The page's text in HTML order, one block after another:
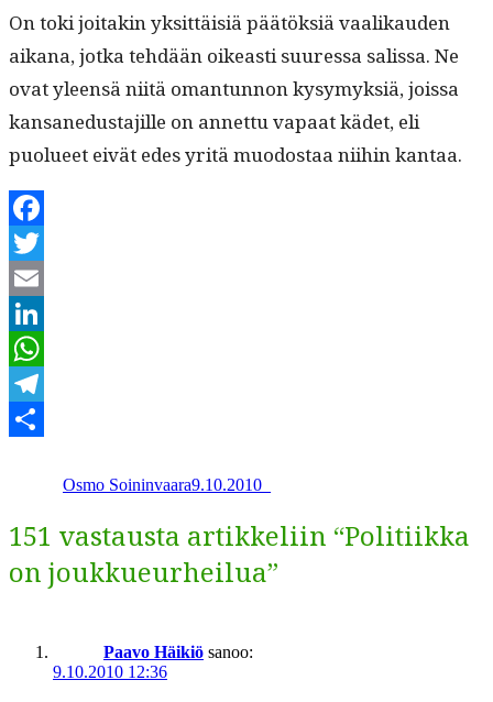
On toki joitakin yksit­täisiä päätök­siä vaa­likau­den
aikana, jot­ka tehdään oikeasti suures­sa salis­sa. Ne
ovat yleen­sä niitä oman­tun­non kysymyk­siä, jois­sa
kansane­dus­ta­jille on annet­tu vapaat kädet, eli
puolueet eivät edes yritä muo­dostaa niihin kantaa.
Facebook
Twitter
Email
LinkedIn
WhatsApp
Telegram
Osmo Soininvaara9.10.2010
151 vastausta artikkeliin “Politiikka
on joukkueurheilua”
Paavo Häikiö sanoo:
9.10.2010 12:36